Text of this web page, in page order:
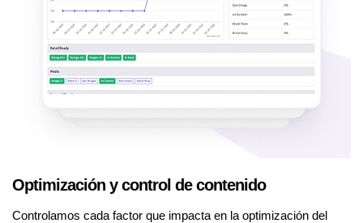
Optimización y control de contenido
Controlamos cada factor que impacta en la optimización del